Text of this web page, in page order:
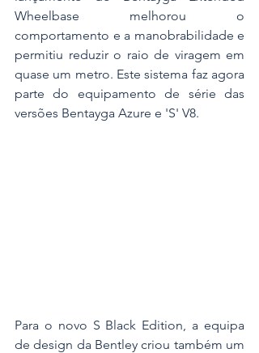
Wheelbase melhorou o
comportamento e a manobrabilidade e
permitiu reduzir o raio de viragem em
quase um metro. Este sistema faz agora
parte do equipamento de série das
versões Bentayga Azure e 'S' V8.
Para o novo S Black Edition, a equipa
de design da Bentley criou também um